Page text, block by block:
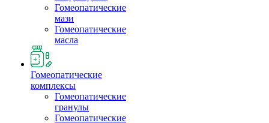
Гомеопатические
мази
Гомеопатические
масла
Гомеопатические
комплексы
Гомеопатические
гранулы
Гомеопатические